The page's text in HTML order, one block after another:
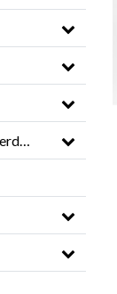
Sparta / Batavus E-Bike onderdelen